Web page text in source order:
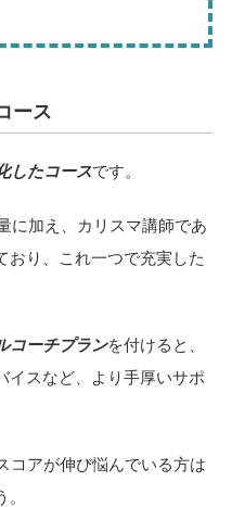
ース
したコースです。
に加え、カリスマ講師であ
おり、これ一つで充実した
コーチプランを付けると、
イスなど、より手厚いサポ
コアが伸び悩んでいる方は